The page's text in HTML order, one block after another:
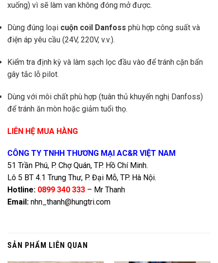
xuống) vì sẽ làm van không đóng mở được.
Dùng đúng loại cuộn coil Danfoss phù hợp công suất và
điện áp yêu cầu (24V, 220V, v.v.).
Kiểm tra định kỳ và làm sạch lọc đầu vào để tránh cặn bẩn
gây tắc lỗ pilot.
Dùng với môi chất phù hợp (tuân thủ khuyến nghị Danfoss)
để tránh ăn mòn hoặc giảm tuổi thọ.
LIÊN HỆ MUA HÀNG
CÔNG TY TNHH THƯƠNG MẠI AC&R VIỆT NAM
51 Trần Phú, P. Chợ Quán, TP. Hồ Chí Minh.
Lô 5 BT 4.1 Trung Thư, P. Đại Mỗ, TP. Hà Nội.
Hotline: 0899 340 333 – Mr Thanh
Email: nhn_thanh@hungtri.com
SẢN PHẨM LIÊN QUAN